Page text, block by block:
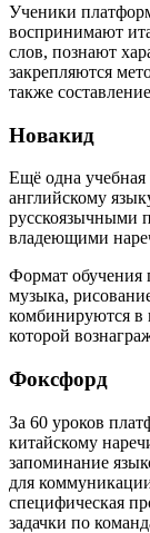
Ученики
воспринимают
слов, познают
закрепляются
также
Новакид
Ещё одна
английскому
русскоязычными
владеющими
Формат обучения
музыка,
комбинируются в
которой
Фоксфорд
За 60 уроков
китайскому
запоминание
для
специфическая
задачки по